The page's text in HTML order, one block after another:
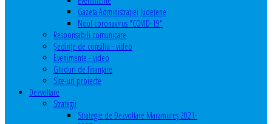
Gazeta Administraţiei Judeţene
Noul coronavirus "COVID-19"
Responsabili comunicare
Şedinţe de consiliu - video
Evenimente - video
Ghiduri de finanţare
Site-uri proiecte
Dezvoltare
Strategii
Strategie de Dezvoltare Maramureș 2021-